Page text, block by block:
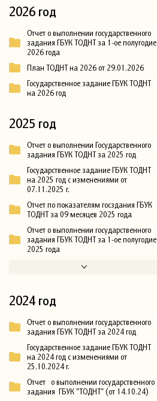
2026 год
Отчет о выполнении государственного
задания ГБУК ТОДНТ за 1-ое полугодие
2026 года
План ТОДНТ на 2026 от 29.01.2026
Государственное задание ГБУК ТОДНТ
на 2026 год
2025 год
Отчет о выполнении Государственного
задания ГБУК ТОДНТ за 2025 год
Государственное задание ГБУК ТОДНТ
на 2025 год с изменениями от
07.11.2025 г.
Отчет по показателям госздания ГБУК
ТОДНТ за 09 месяцев 2025 года
Отчет о выполнении государственного
задания ГБУК ТОДНТ за 1-ое полугодие
2025 года
2024 год
Отчет о выполнении государственного
задания ГБУК ТОДНТ за 2024 год
Государственное задание ГБУК ТОДНТ
на 2024 год с изменениями от
25.10.2024 г.
Отчет о выполнении государственного
задания ГБУК "ТОДНТ" (от 14.10.24)